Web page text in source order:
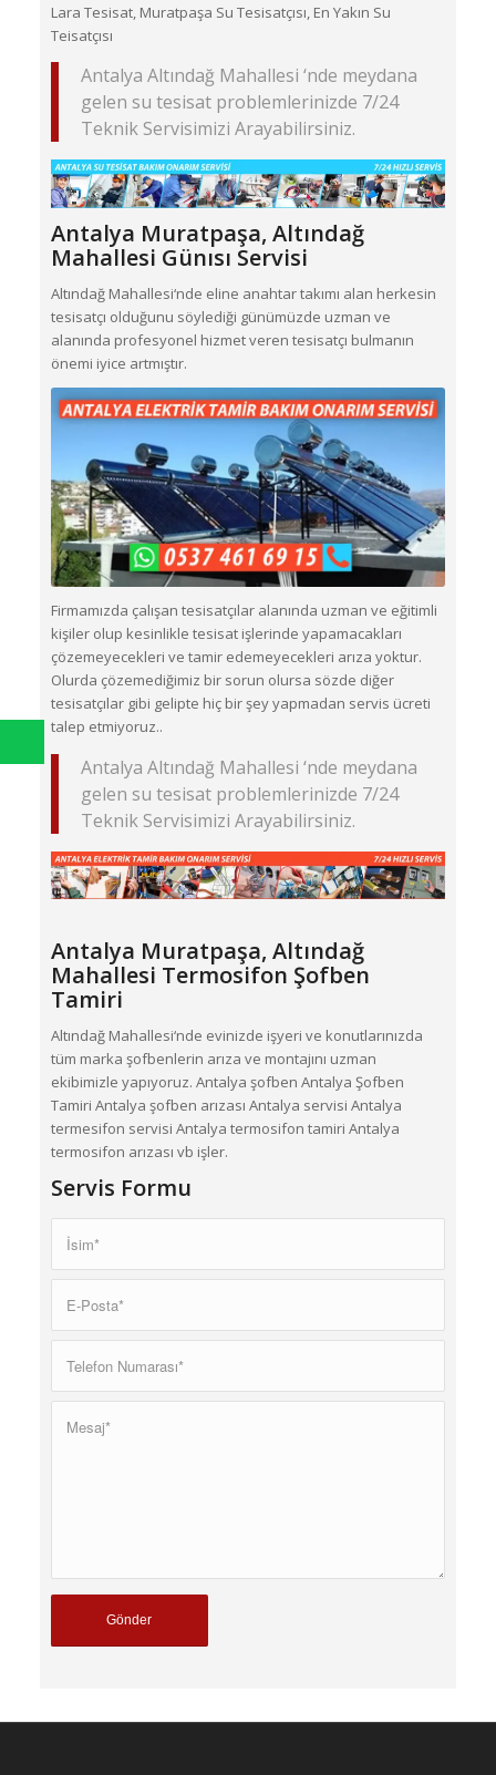
Lara Tesisat, Muratpaşa Su Tesisatçısı, En Yakın Su
Teisatçısı
Antalya Altındağ Mahallesi ‘nde meydana
gelen su tesisat problemlerinizde 7/24
Teknik Servisimizi Arayabilirsiniz.
Antalya Muratpaşa, Altındağ
Mahallesi Günısı Servisi
Altındağ Mahallesi‘nde eline anahtar takımı alan herkesin
tesisatçı olduğunu söylediği günümüzde uzman ve
alanında profesyonel hizmet veren tesisatçı bulmanın
önemi iyice artmıştır.
Firmamızda çalışan tesisatçılar alanında uzman ve eğitimli
kişiler olup kesinlikle tesisat işlerinde yapamacakları
çözemeyecekleri ve tamir edemeyecekleri arıza yoktur.
Olurda çözemediğimiz bir sorun olursa sözde diğer
tesisatçılar gibi gelipte hiç bir şey yapmadan servis ücreti
talep etmiyoruz..
Antalya Altındağ Mahallesi ‘nde meydana
gelen su tesisat problemlerinizde 7/24
Teknik Servisimizi Arayabilirsiniz.
Antalya Muratpaşa, Altındağ
Mahallesi Termosifon Şofben
Tamiri
Altındağ Mahallesi‘nde evinizde işyeri ve konutlarınızda
tüm marka şofbenlerin arıza ve montajını uzman
ekibimizle yapıyoruz. Antalya şofben Antalya Şofben
Tamiri Antalya şofben arızası Antalya servisi Antalya
termesifon servisi Antalya termosifon tamiri Antalya
termosifon arızası vb işler.
Servis Formu